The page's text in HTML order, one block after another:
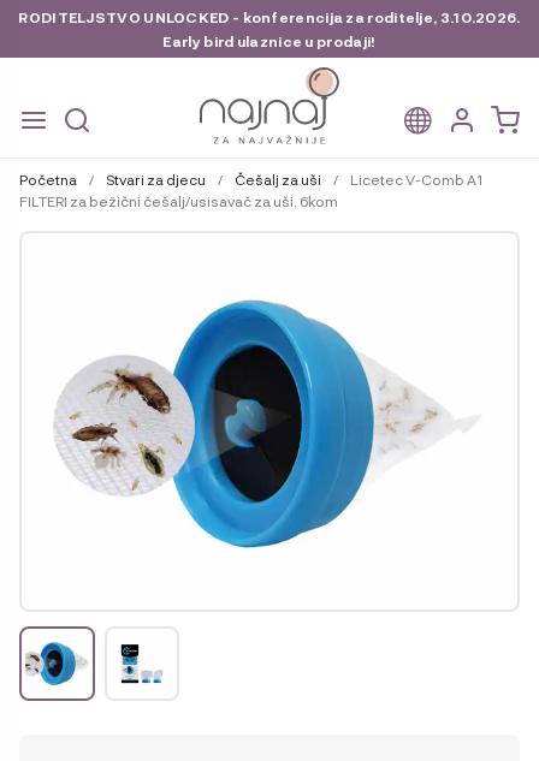
RODITELJSTVO UNLOCKED - konferencija za roditelje, 3.10.2026.
Early bird ulaznice u prodaji!
na
navigaciju
do
sadržaja
Početna / Stvari za djecu / Češalj za uši /
Licetec V-Comb A1
FILTERI za bežični češalj/usisavač za uši, 6kom